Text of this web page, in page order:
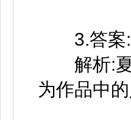
3.答案:
解析:夏
为作品中